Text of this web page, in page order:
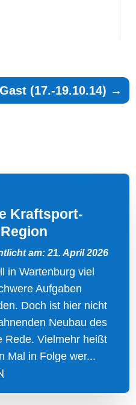
(17.-19.10.14) →
Kraftsport-
am: 21. April 2026
in Wartenburg viel
Aufgaben
Doch ist hier nicht
Neubau des
Rede. Vielmehr heißt
Mal in Folge wer...